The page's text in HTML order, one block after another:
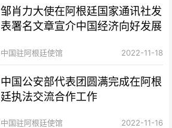
邹肖力大使在阿根廷国家通讯社发
表署名文章宣介中国经济向好发展
中国驻阿根廷使馆 2022-11-18
中国公安部代表团圆满完成在阿根
廷执法交流合作工作
中国驻阿根廷使馆 2022-11-16